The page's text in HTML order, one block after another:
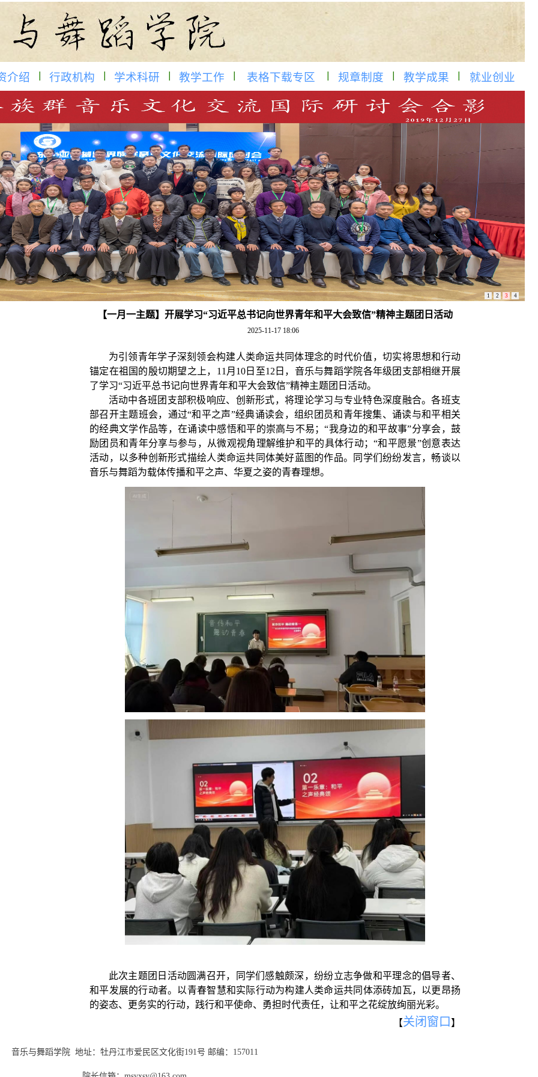
介绍 行政机构 学术科研 教学工作 表格下载专区 规章制度 教学成果 就业创业
1 2 3 4
【一月一主题】开展学习“习近平总书记向世界青年和平大会致信”精神主题团日活动
2025-11-17 18:06
为引领青年学子深刻领会构建人类命运共同体理念的时代价值，切实将思想和行动
锚定在祖国的殷切期望之上， 11月10日至12日，音乐与舞蹈学院各年级团支部相继开展
了学习“习近平总书记向世界青年和平大会致信”精神主题团日活动。
活动中各班团支部积极响应、创新形式，将理论学习与专业特色深度融合。各班支
部召开主题班会，通过“和平之声”经典诵读会，组织团员和青年搜集、诵读与和平相关
的经典文学作品等，在诵读中感悟和平的崇高与不易；“我身边的和平故事”分享会，鼓
励团员和青年分享与参与，从微观视角理解维护和平的具体行动；“和平愿景”创意表达
活动，以多种创新形式描绘人类命运共同体美好蓝图的作品。同学们纷纷发言，畅谈以
音乐与舞蹈为载体传播和平之声、华夏之姿的青春理想。
此次主题团日活动圆满召开，同学们感触颇深，纷纷立志争做和平理念的倡导者、
和平发展的行动者。以青春智慧和实际行动为构建人类命运共同体添砖加瓦，以更昂扬
的姿态、更务实的行动，践行和平使命、勇担时代责任，让和平之花绽放绚丽光彩。
【关闭窗口 】
音乐与舞蹈学院 地址：牡丹江市爱民区文化街191号 邮编：157011